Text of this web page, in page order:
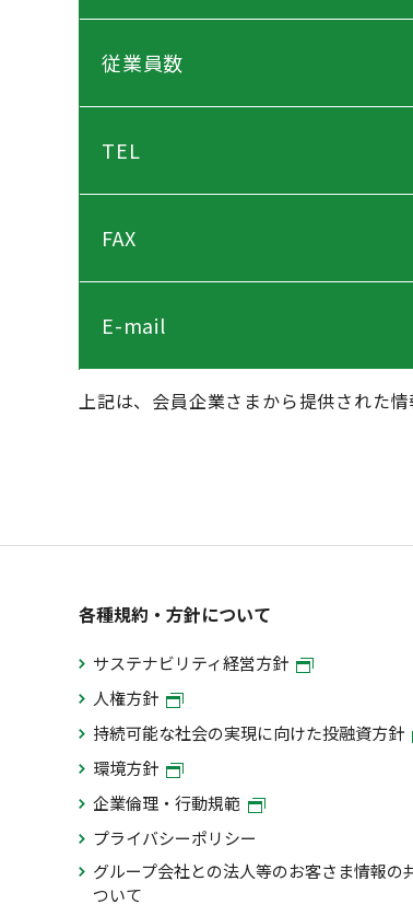
従業員数
TEL
FAX
E-mail
上記は、会員企業さまから提供された
各種規約・方針について
サステナビリティ経営方針
人権方針
持続可能な社会の実現に向けた投融資方針
環境方針
企業倫理・行動規範
プライバシーポリシー
グループ会社との法人等のお客さま情報の
ついて